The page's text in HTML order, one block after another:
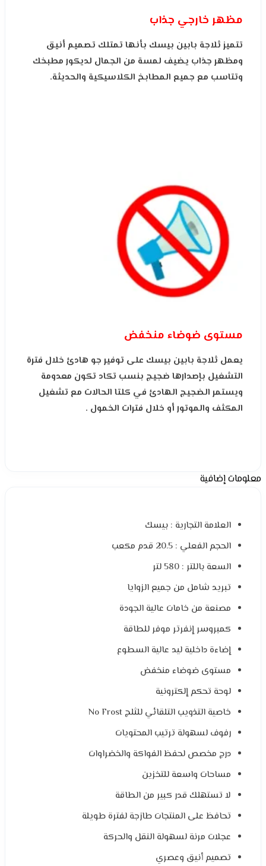
مظهر خارجي جذاب
تتميز ثلاجة بابين بيسك بأنها تمتلك تصميم أنيق
ومظهر جذاب يضيف لمسة من الجمال لديكور مطبخك
وتتاسب مع جميع المطابخ الكلاسيكية والحديثة.
مستوى ضوضاء منخفض
يعمل ثلاجة بابين بيسك على توفير جو هادئ خلال فترة
التشغيل بإصدارها ضجيج بنسب تكاد تكون معدومة
ويستمر الضجيج الهادئ في كلتا الحالات مع تشغيل
المكثف والموتور أو خلال فترات الخمول .
معلومات إضافية
العلامة التجارية : بيسك
الحجم الفعلي : 20.5 قدم مكعب
السعة باللتر : 580 لتر
تبريد شامل من جميع الزوايا
مصنعة من خامات عالية الجودة
كمبروسر إنفرتر موفر للطاقة
إضاءة داخلية ليد عالية السطوع
مستوى ضوضاء منخفض
لوحة تحكم إلكترونية
خاصية التذويب التلقائي للثلج No Frost
رفوف لسهولة ترتيب المحتويات
درج مخصص لحفظ الفواكة والخضراوات
مساحات واسعة للتخزين
لا تستهلك قدر كبير من الطاقة
تحافظ على المنتجات طازجة لفترة طويلة
عجلات مرنة لسهولة النقل والحركة
تصميم أنيق وعصري